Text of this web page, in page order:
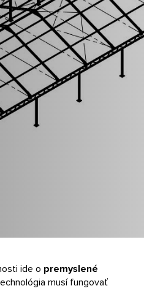
ide o premyslené
musí fungovať